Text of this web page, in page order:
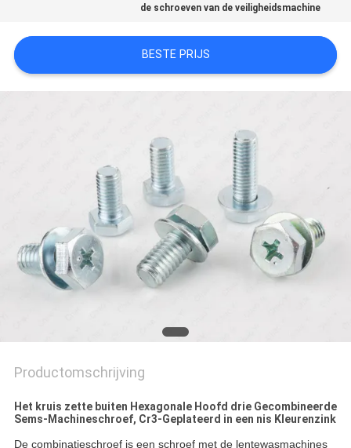
PRIVACY
de schroeven van de veiligheidsmachine
BESTE PRIJS
Productomschrijving
Het kruis zette buiten Hexagonale Hoofd drie Gecombineerde
Sems-Machineschroef, Cr3-Geplateerd in een nis Kleurenzink
De combinatieschroef is een schroef met de lentewasmachines